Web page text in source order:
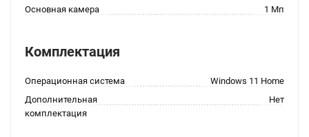
Основная камера 1 Мп
Комплектация
Операционная система
Windows 11 Home
Дополнительная
комплектация
Нет